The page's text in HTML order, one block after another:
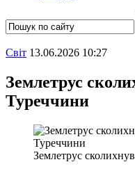
Свiт 13.06.2026 10:27
Землетрус
Туреччини
Землетрус